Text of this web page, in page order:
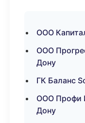
ООО
ООО
Дону
ГК Баланс
ООО Профи
Дону